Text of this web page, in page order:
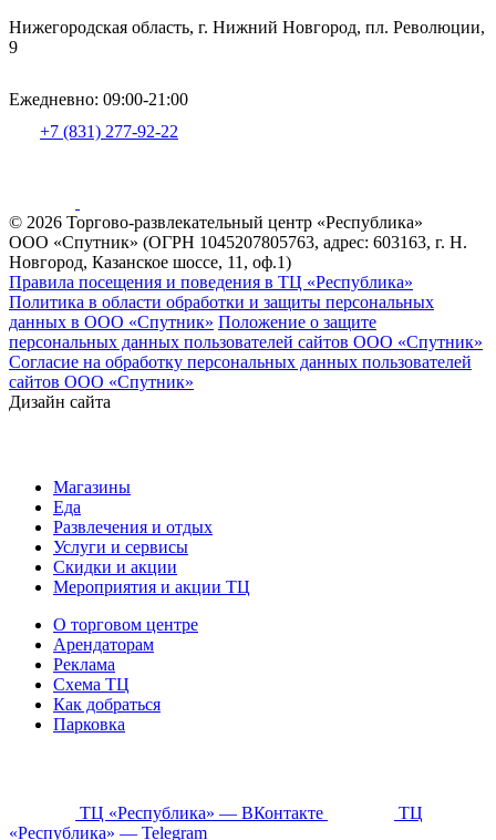
Нижегородская область, г. Нижний Новгород, пл. Революции,
9
Ежедневно: 09:00-21:00
+7 (831) 277-92-22
© 2026 Торгово-развлекательный центр «Республика»
ООО «Спутник» (ОГРН 1045207805763, адрес: 603163, г. Н.
Новгород, Казанское шоссе, 11, оф.1)
Правила посещения и поведения в ТЦ «Республика»
Политика в области обработки и защиты персональных
данных в ООО «Спутник» Положение о защите
персональных данных пользователей сайтов ООО «Спутник»
Согласие на обработку персональных данных пользователей
сайтов ООО «Спутник»
Дизайн сайта
Магазины
Еда
Развлечения и отдых
Услуги и сервисы
Скидки и акции
Мероприятия и акции ТЦ
О торговом центре
Арендаторам
Реклама
Схема ТЦ
Как добраться
Парковка
ТЦ «Республика» — ВКонтакте
ТЦ
«Республика» — Telegram